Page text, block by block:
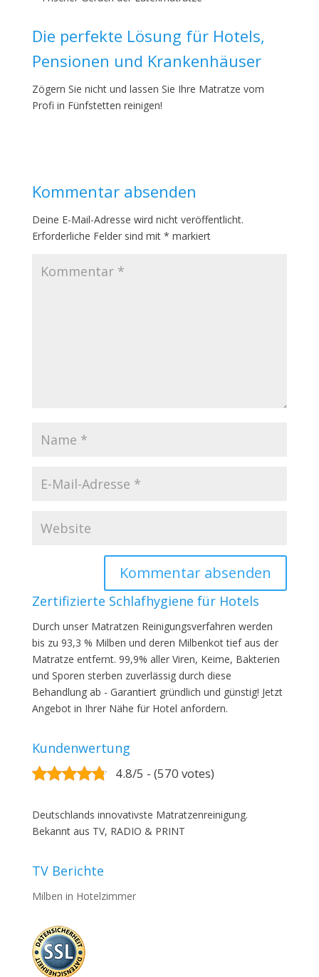
Die perfekte Lösung für Hotels,
Pensionen und Krankenhäuser
Zögern Sie nicht und lassen Sie Ihre Matratze vom
Profi in Fünfstetten reinigen!
Kommentar absenden
Deine E-Mail-Adresse wird nicht veröffentlicht.
Erforderliche Felder sind mit * markiert
Zertifizierte Schlafhygiene für Hotels
Durch unser Matratzen Reinigungsverfahren werden
bis zu 93,3 % Milben und deren Milbenkot tief aus der
Matratze entfernt. 99,9% aller Viren, Keime, Bakterien
und Sporen sterben zuverlässig durch diese
Behandlung ab - Garantiert gründlich und günstig! Jetzt
Angebot in Ihrer Nähe für Hotel anfordern.
Kundenwertung
4.8/5 - (570 votes)
Deutschlands innovativste Matratzenreinigung.
Bekannt aus TV, RADIO & PRINT
TV Berichte
Milben in Hotelzimmer